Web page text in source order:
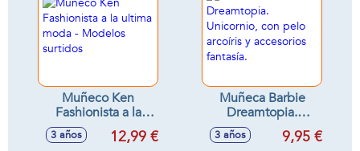
Muñeco Ken
Fashionista a la
ultima moda -
Modelos surtidos
3 años 12,99 €
Muñeca Barbie
Dreamtopia.
Unicornio, con pelo
arcoíris y accesorios
3 años 9,95 €